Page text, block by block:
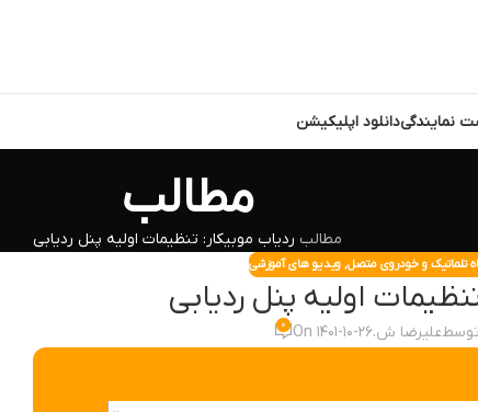
نمایندگیدانلود اپلیکیشن
مطالب
مطالب ردیاب موبیکار: تنظیمات اولیه پنل ردیابی
تلماتیک و خودروی متصل, ویدیو های آموزشی
اولیه پنل ردیابی
علیرضا ش.On ۱۴۰۱-۱۰-۲۶ ۰